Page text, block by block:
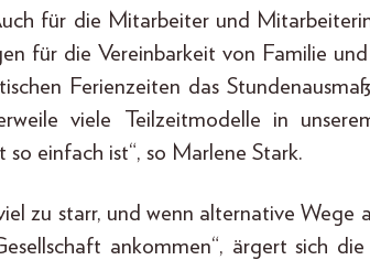
für die Mitarbeiter und
für die Vereinbarkeit von Familie
Ferienzeiten das
viele Teilzeitmodelle in
einfach ist“, so Marlene Stark.
zu starr, und wenn alternative Wege
ankommen“, ärgert sich